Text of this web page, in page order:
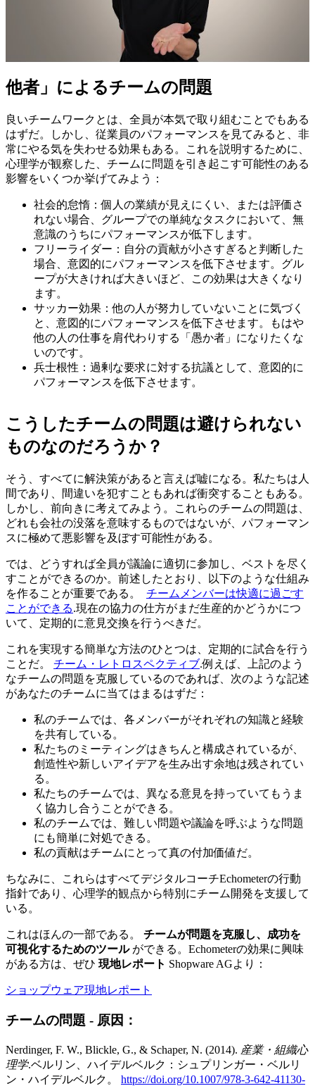
他者」によるチームの問題
良いチームワークとは、全員が本気で取り組むことでもある
はずだ。しかし、従業員のパフォーマンスを見てみると、非
常にやる気を失わせる効果もある。これを説明するために、
心理学が観察した、チームに問題を引き起こす可能性のある
影響をいくつか挙げてみよう：
社会的怠惰：個人の業績が見えにくい、または評価さ
れない場合、グループでの単純なタスクにおいて、無
意識のうちにパフォーマンスが低下します。
フリーライダー：自分の貢献が小さすぎると判断した
場合、意図的にパフォーマンスを低下させます。グル
ープが大きければ大きいほど、この効果は大きくなり
ます。
サッカー効果：他の人が努力していないことに気づく
と、意図的にパフォーマンスを低下させます。もはや
他の人の仕事を肩代わりする「愚か者」になりたくな
いのです。
兵士根性：過剰な要求に対する抗議として、意図的に
パフォーマンスを低下させます。
こうしたチームの問題は避けられない
ものなのだろうか？
そう、すべてに解決策があると言えば嘘になる。私たちは人
間であり、間違いを犯すこともあれば衝突することもある。
しかし、前向きに考えてみよう。これらのチームの問題は、
どれも会社の没落を意味するものではないが、パフォーマン
スに極めて悪影響を及ぼす可能性がある。
では、どうすれば全員が議論に適切に参加し、ベストを尽く
すことができるのか。前述したとおり、以下のような仕組み
を作ることが重要である。 チームメンバーは快適に過ごす
ことができる.現在の協力の仕方がまだ生産的かどうかにつ
いて、定期的に意見交換を行うべきだ。
これを実現する簡単な方法のひとつは、定期的に試合を行う
ことだ。 チーム・レトロスペクティブ.例えば、上記のよう
なチームの問題を克服しているのであれば、次のような記述
があなたのチームに当てはまるはずだ：
私のチームでは、各メンバーがそれぞれの知識と経験
を共有している。
私たちのミーティングはきちんと構成されているが、
創造性や新しいアイデアを生み出す余地は残されてい
る。
私たちのチームでは、異なる意見を持っていてもうま
く協力し合うことができる。
私のチームでは、難しい問題や議論を呼ぶような問題
にも簡単に対処できる。
私の貢献はチームにとって真の付加価値だ。
ちなみに、これらはすべてデジタルコーチEchometerの行動
指針であり、心理学的観点から特別にチーム開発を支援して
いる。
これはほんの一部である。 チームが問題を克服し、成功を
可視化するためのツールができる。Echometerの効果に興味
がある方は、ぜひ 現地レポート Shopware AGより：
ショップウェア現地レポート
チームの問題 - 原因：
Nerdinger, F. W., Blickle, G., & Schaper, N. (2014). 産業・組織心
理学.ベルリン、ハイデルベルク：シュプリンガー・ベルリ
ン・ハイデルベルク。 https://doi.org/10.1007/978-3-642-41130-